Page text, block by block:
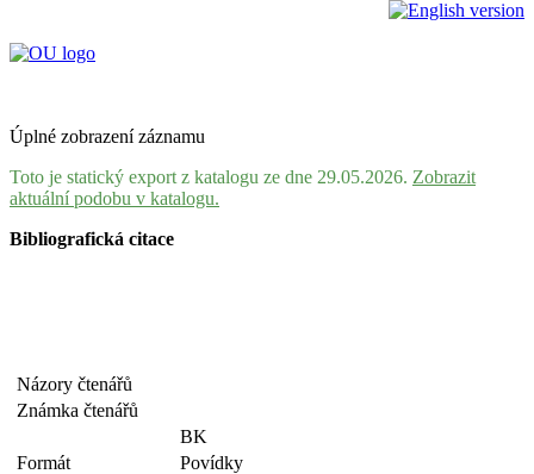
Úplné zobrazení záznamu
Toto je statický export z katalogu ze dne 29.05.2026. Zobrazit
aktuální podobu v katalogu.
Bibliografická citace
Názory čtenářů
Známka čtenářů
BK
Formát
Povídky